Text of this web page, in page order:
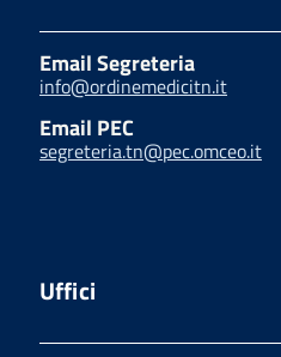
Email Segreteria
info@ordinemedicitn.it
Email PEC
segreteria.tn@pec.omceo.it
Uffici